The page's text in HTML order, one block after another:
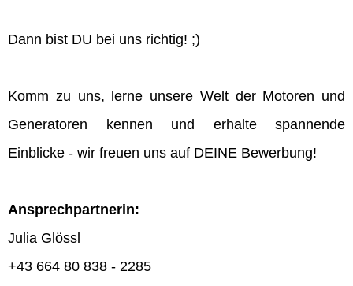
Dann bist DU bei uns richtig! ;)
Komm zu uns, lerne unsere Welt der Motoren und
Generatoren kennen und erhalte spannende
Einblicke - wir freuen uns auf DEINE Bewerbung!
Ansprechpartnerin:
Julia Glössl
+43 664 80 838 - 2285